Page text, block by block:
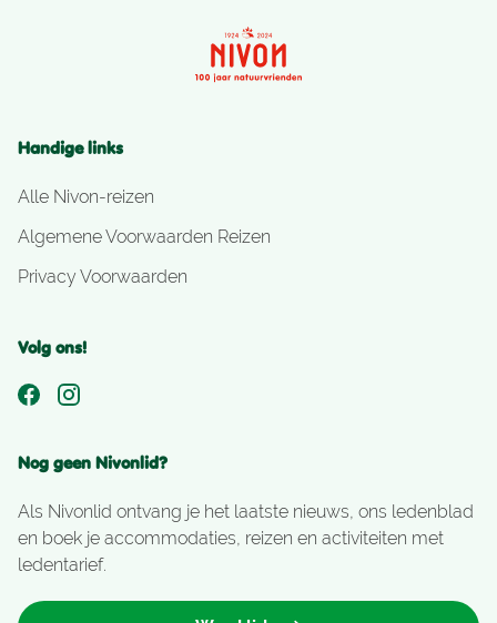
Handige links
Alle Nivon-reizen
Algemene Voorwaarden Reizen
Privacy Voorwaarden
Volg ons!
Nog geen Nivonlid?
Als Nivonlid ontvang je het laatste nieuws, ons ledenblad
en boek je accommodaties, reizen en activiteiten met
ledentarief.